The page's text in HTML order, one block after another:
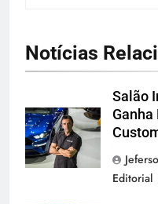
Notícias
Salão
Ganha
Editorial